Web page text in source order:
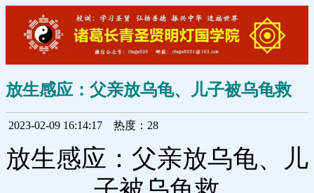
放生感应：父亲放乌龟、儿子被乌龟救
2023-02-09 16:14:17 热度：28
放生感应：父亲放乌龟、儿